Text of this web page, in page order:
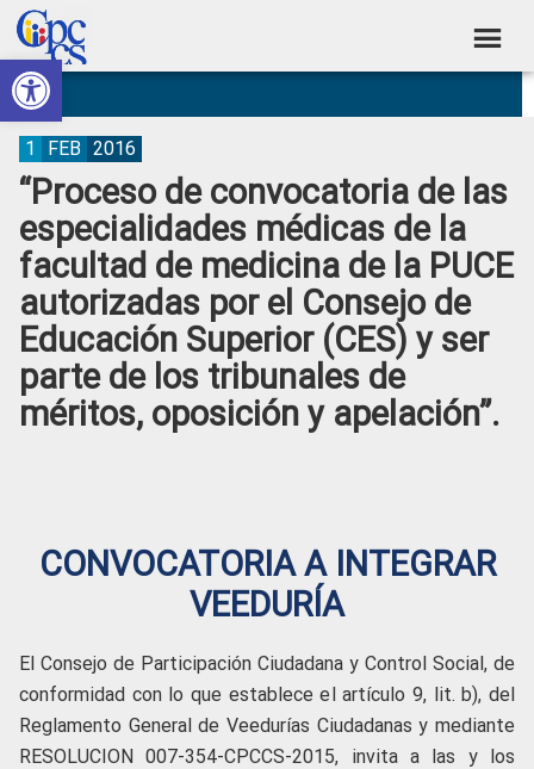
Abrir barra de herramientas
Skip
to
primary
navigation
Skip
to
main
content
Skip
to
primary
sidebar
Skip
to
footer
Consejo
de
Participación
Ciudadana
Control
Social
Construyendo
Poder
Ciudadano
“Proceso de convocatoria de las
especialidades médicas de la
facultad de medicina de la PUCE
autorizadas por el Consejo de
Educación Superior (CES) y ser
parte de los tribunales de
méritos, oposición y apelación”.
1 FEB 2016
CONVOCATORIA A INTEGRAR
VEEDURÍA
El Consejo de Participación Ciudadana y Control Social, de
conformidad con lo que establece el artículo 9, lit. b), del
Reglamento General de Veedurías Ciudadanas y mediante
RESOLUCION 007-354-CPCCS-2015, invita a las y los